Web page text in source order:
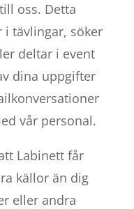
oss. Detta
i tävlingar, söker
deltar i event
dina uppgifter
vår personal.
Labinett får
källor än dig
eller andra